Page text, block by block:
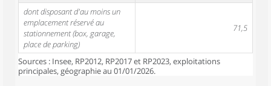
dont disposant d'au moins un
emplacement réservé au
stationnement (box, garage,
place de parking)
71,5
Sources : Insee, RP2012, RP2017 et RP2023, exploitations
principales, géographie au 01/01/2026.